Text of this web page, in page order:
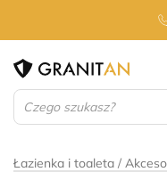
Wyszukiwarka
produktów
Łazienka i toaleta